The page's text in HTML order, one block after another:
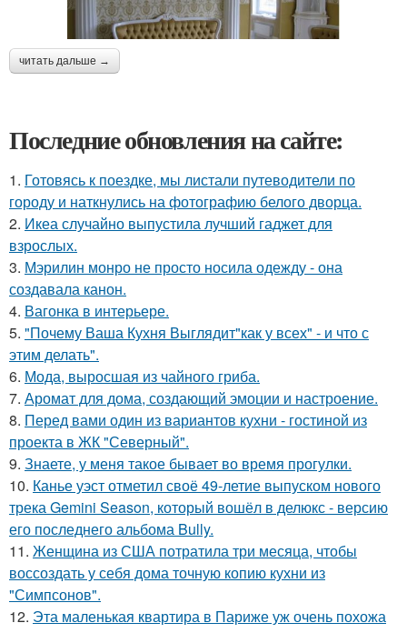
читать дальше →
Последние обновления на сайте:
1. Готовясь к поездке, мы листали путеводители по
городу и наткнулись на фотографию белого дворца.
2. Икеа случайно выпустила лучший гаджет для
взрослых.
3. Мэрилин монро не просто носила одежду - она
создавала канон.
4. Вагонка в интерьере.
5. "Почему Ваша Кухня Выглядит"как у всех" - и что с
этим делать".
6. Мода, выросшая из чайного гриба.
7. Аромат для дома, создающий эмоции и настроение.
8. Перед вами один из вариантов кухни - гостиной из
проекта в ЖК "Северный".
9. Знаете, у меня такое бывает во время прогулки.
10. Канье уэст отметил своё 49-летие выпуском нового
трека Gemini Season, который вошёл в делюкс - версию
его последнего альбома Bully.
11. Женщина из США потратила три месяца, чтобы
воссоздать у себя дома точную копию кухни из
"Симпсонов".
12. Эта маленькая квартира в Париже уж очень похожа